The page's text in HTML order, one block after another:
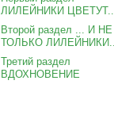
ЛИЛЕЙНИКИ
Второй раздел ... И НЕ
ТОЛЬКО
Третий раздел
ВДОХНОВЕНИЕ